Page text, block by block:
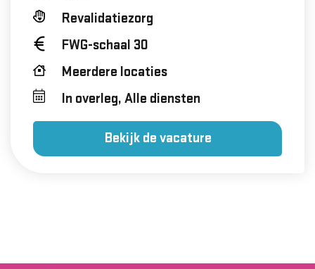
Revalidatiezorg
FWG-schaal 30
Meerdere locaties
In overleg, Alle diensten
Bekijk de vacature